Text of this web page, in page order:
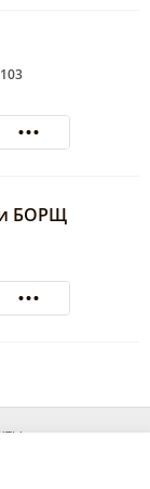
БОРЩ